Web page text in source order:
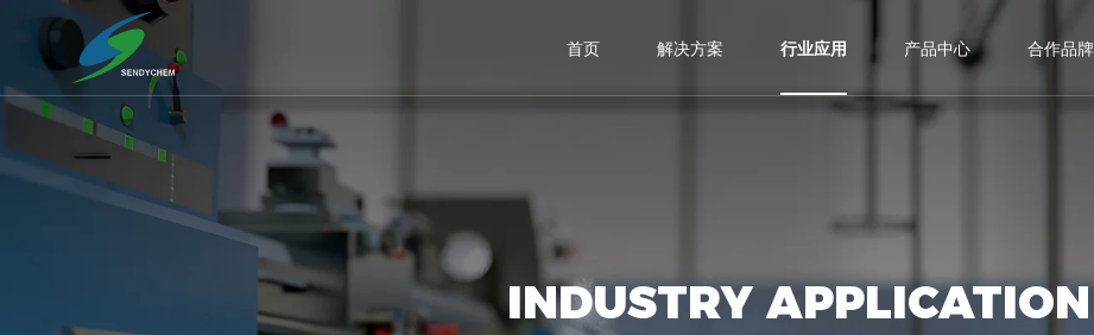
首页 解决方案 行业应用 产品中心 合作品牌
INDUSTRY APPLICATION